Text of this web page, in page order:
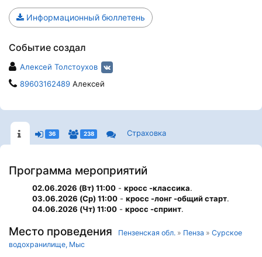
Информационный бюллетень
Событие создал
Алексей Толстоухов
89603162489 Алексей
36 238 Страховка
Программа мероприятий
02.06.2026 (Вт) 11:00 - кросс -классика.
03.06.2026 (Ср) 11:00 - кросс -лонг -общий старт.
04.06.2026 (Чт) 11:00 - кросс -спринт.
Место проведения Пензенская обл. » Пенза » Сурское
водохранилище, Мыс